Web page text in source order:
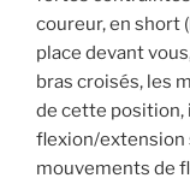
coureur, en short
place devant
bras croisés, les
de cette
flexion/extension
mouvements de